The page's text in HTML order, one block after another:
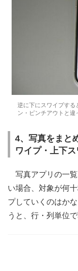
逆に下にスワイプする
ン・ピンチアウトと違
4、写真をまと
ワイプ・上下ス
写真アプリの一覧
い場合、対象が何
プしていくのはか
うと、行・列単位